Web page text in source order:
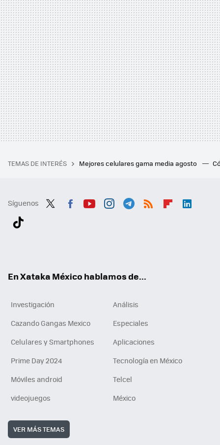
TEMAS DE INTERÉS Mejores celulares gama media agosto
Síguenos
En Xataka México hablamos de...
Investigación
Análisis
Cazando Gangas Mexico
Especiales
Celulares y Smartphones
Aplicaciones
Prime Day 2024
Tecnología en México
Móviles android
Telcel
videojuegos
México
VER MÁS TEMAS